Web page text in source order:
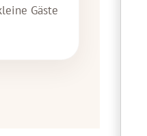
Gäste